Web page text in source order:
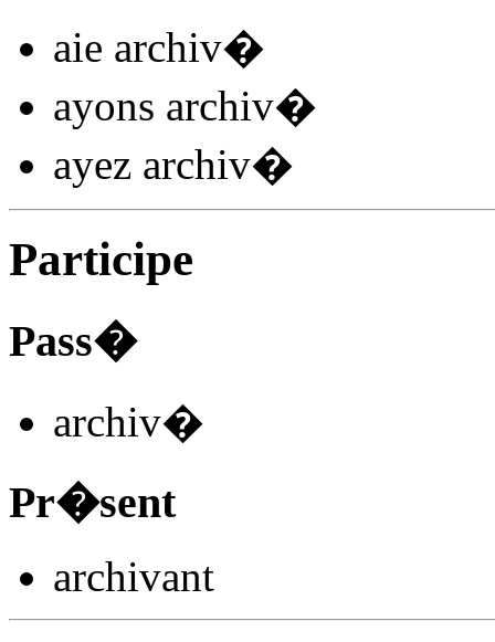
aie archiv�
ayons archiv�
ayez archiv�
Participe
Pass�
archiv�
Pr�sent
archivant